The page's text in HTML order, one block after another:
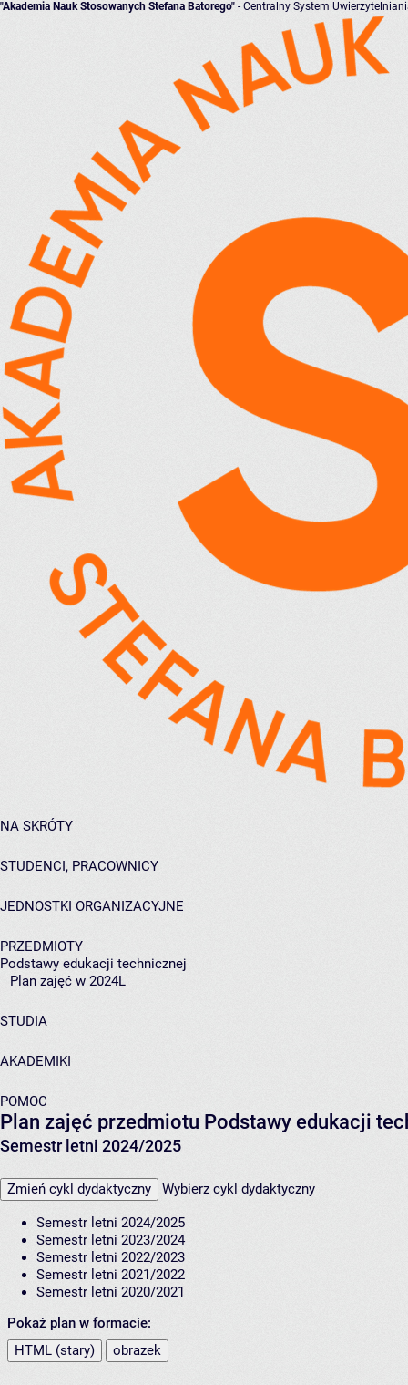
"Akademia Nauk Stosowanych Stefana Batorego" - Centralny System
NA SKRÓTY
STUDENCI, PRACOWNICY
JEDNOSTKI ORGANIZACYJNE
PRZEDMIOTY
Podstawy edukacji technicznej
Plan zajęć w 2024L
STUDIA
AKADEMIKI
POMOC
Plan zajęć przedmiotu Podstawy edukacji
Semestr letni 2024/2025
Zmień cykl dydaktyczny Wybierz cykl dydaktyczny
Semestr letni 2024/2025
Semestr letni 2023/2024
Semestr letni 2022/2023
Semestr letni 2021/2022
Semestr letni 2020/2021
Pokaż plan w formacie:
HTML (stary)
obrazek